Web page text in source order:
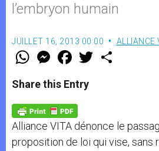
l’embryon humain
JUILLET 16, 2013 00:00 ALLIANCE
W
t
s
p
p
M
e
s
e
g
e
r
F
a
e
b
o
k
w
Share this Entry
Alliance VITA dénonce le
proposition de loi qui vise, sans